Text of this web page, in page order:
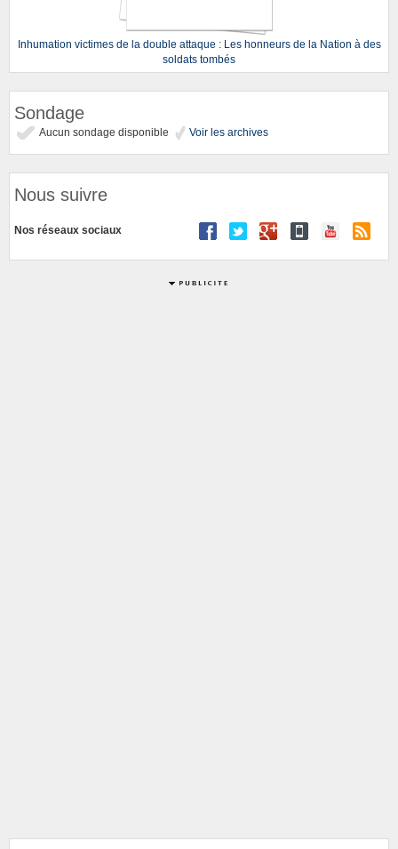
Inhumation victimes de la double attaque : Les honneurs de la Nation à des
soldats tombés
Sondage
Aucun sondage disponible Voir les archives
Nous suivre
Nos réseaux sociaux